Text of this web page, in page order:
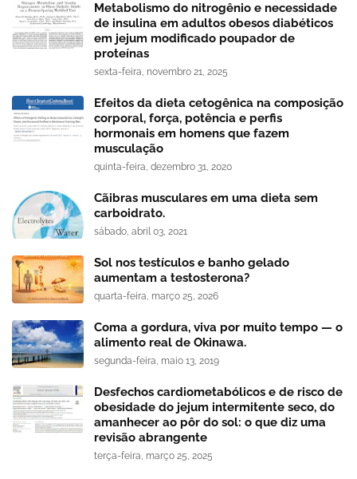
Metabolismo do nitrogênio e necessidade
de insulina em adultos obesos diabéticos
em jejum modificado poupador de
proteínas
sexta-feira, novembro 21, 2025
Efeitos da dieta cetogênica na composição
corporal, força, potência e perfis
hormonais em homens que fazem
musculação
quinta-feira, dezembro 31, 2020
Cãibras musculares em uma dieta sem
carboidrato.
sábado, abril 03, 2021
Sol nos testículos e banho gelado
aumentam a testosterona?
quarta-feira, março 25, 2026
Coma a gordura, viva por muito tempo — o
alimento real de Okinawa.
segunda-feira, maio 13, 2019
Desfechos cardiometabólicos e de risco de
obesidade do jejum intermitente seco, do
amanhecer ao pôr do sol: o que diz uma
revisão abrangente
terça-feira, março 25, 2025